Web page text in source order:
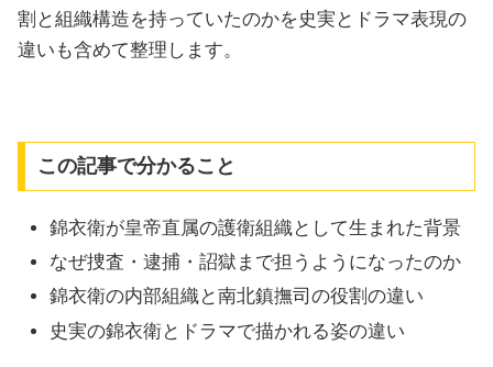
割と組織構造を持っていたのかを史実とドラマ表現の
違いも含めて整理します。
この記事で分かること
錦衣衛が皇帝直属の護衛組織として生まれた背景
なぜ捜査・逮捕・詔獄まで担うようになったのか
錦衣衛の内部組織と南北鎮撫司の役割の違い
史実の錦衣衛とドラマで描かれる姿の違い